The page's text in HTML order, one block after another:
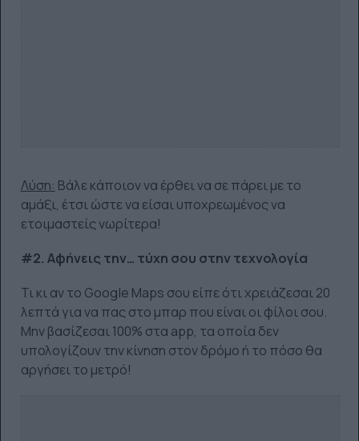
Λύση: Βάλε κάποιον να έρθει να σε πάρει με το
αμάξι, έτσι ώστε να είσαι υποχρεωμένος να
ετοιμαστείς νωρίτερα!
#2. Αφήνεις την… τύχη σου στην τεχνολογία
Τι κι αν το Google Maps σου είπε ότι χρειάζεσαι 20
λεπτά για να πας στο μπαρ που είναι οι φίλοι σου.
Μην βασίζεσαι 100% στα app, τα οποία δεν
υπολογίζουν την κίνηση στον δρόμο ή το πόσο θα
αργήσει το μετρό!